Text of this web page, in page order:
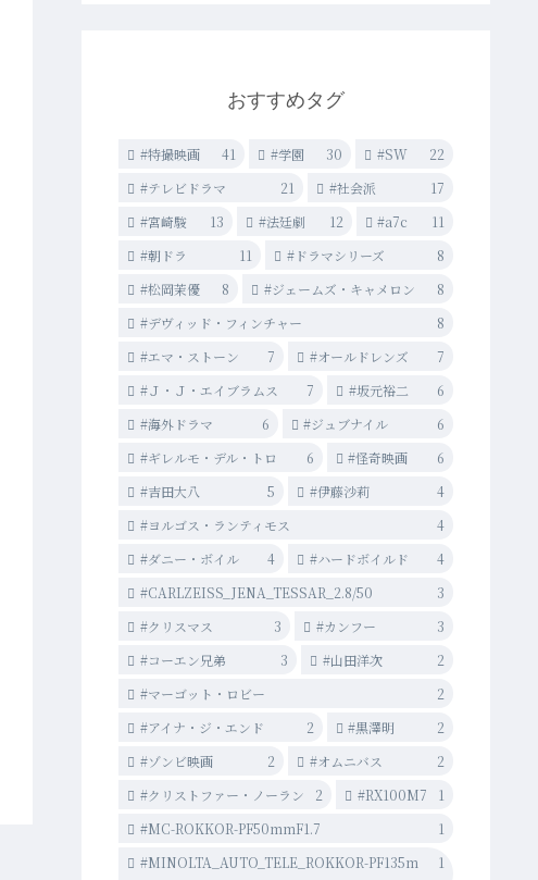
おすすめタグ
#特撮映画 41 #学園 30 #SW
22
#テレビドラマ
21 #社会派
17
#宮崎駿
13 #法廷劇 12 #a7c
11
#朝ドラ
11 #ドラマシリーズ
8
#松岡茉優
8 #ジェームズ・キャメロン
8
#デヴィッド・フィンチャー
8
#エマ・ストーン
7 #オールドレンズ
7
#Ｊ・Ｊ・エイブラムス
7 #坂元裕二
6
#海外ドラマ
6 #ジュブナイル
6
#ギレルモ・デル・トロ
6 #怪奇映画
6
#吉田大八
5 #伊藤沙莉
4
#ヨルゴス・ランティモス
4
#ダニー・ボイル
4 #ハードボイルド
4
#CARLZEISS_JENA_TESSAR_2.8/50
3
#クリスマス
3 #カンフー
3
#コーエン兄弟
3 #山田洋次
2
#マーゴット・ロビー
2
#アイナ・ジ・エンド
2 #黒澤明
2
#ゾンビ映画
2 #オムニバス
2
#クリストファー・ノーラン
2 #RX100M7
1
#MC-ROKKOR-PF50mmF1.7
1
#MINOLTA_AUTO_TELE_ROKKOR-PF135m
1